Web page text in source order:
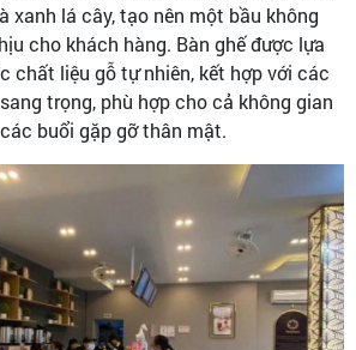
xanh lá cây, tạo nên một bầu không
cho khách hàng. Bàn ghế được lựa
chất liệu gỗ tự nhiên, kết hợp với các
trọng, phù hợp cho cả không gian
buổi gặp gỡ thân mật.